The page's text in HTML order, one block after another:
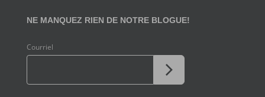
NE MANQUEZ RIEN DE NOTRE BLOGUE!
Courriel